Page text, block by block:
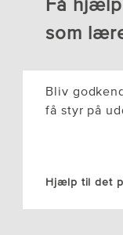
som
Bliv
få styr på
Hjælp til det